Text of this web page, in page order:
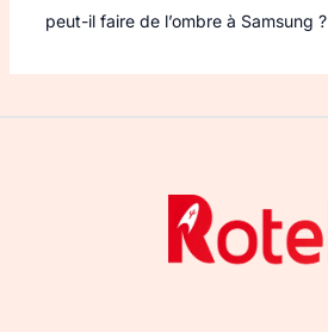
peut-il faire de l’ombre à Samsung ?